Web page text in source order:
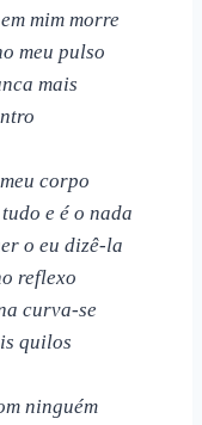
mim morre
meu pulso
mais
corpo
e é o nada
o eu dizê-la
reflexo
curva-se
quilos
ninguém